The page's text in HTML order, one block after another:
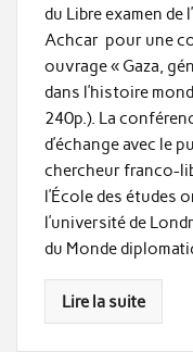
du Libre examen de
Achcar pour une
ouvrage « Gaza,
dans l’histoire
240p.). La
d’échange avec le
chercheur franco-
l’École des études
l’université de
du Monde
Lire la suite